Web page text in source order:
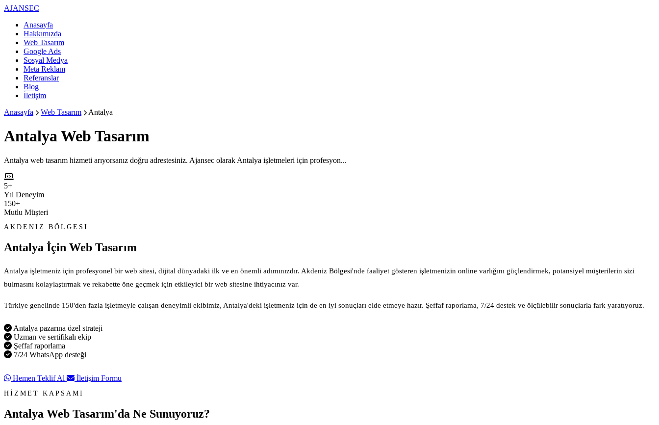
AJANSEC
Anasayfa
Hakkımızda
Web Tasarım
Google Ads
Sosyal Medya
Meta Reklam
Referanslar
Blog
İletişim
Anasayfa
Web Tasarım Antalya
AntalyaWeb Tasarım
Antalya web tasarım hizmeti arıyorsanız doğru adrestesiniz. Ajansec olarak Antalya işletmeleri için profesyon...
5+
Yıl Deneyim
150+
Mutlu Müşteri
AKDENIZ BÖLGESI
Antalya İçin Web Tasarım
Antalya işletmeniz için profesyonel bir web sitesi, dijital dünyadaki ilk ve en önemli adımınızdır. Akdeniz Bölgesi'nde faaliyet gösteren işletmenizin online varlığını güçlendirmek, potansiyel müşterilerin sizi
bulmasını kolaylaştırmak ve rekabette öne geçmek için etkileyici bir web sitesine ihtiyacınız var.
Türkiye genelinde 150'den fazla işletmeyle çalışan deneyimli ekibimiz, Antalya'deki işletmeniz için de en iyi sonuçları elde etmeye hazır. Şeffaf raporlama, 7/24 destek ve ölçülebilir sonuçlarla fark yaratıyoruz.
Antalya pazarına özel strateji
Uzman ve sertifikalı ekip
Şeffaf raporlama
7/24 WhatsApp desteği
Hemen Teklif Al İletişim Formu
HİZMET KAPSAMI
Antalya Web Tasarım'da Ne Sunuyoruz?